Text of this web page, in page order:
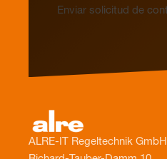
Enviar solicitud de
ALRE-IT Regeltechnik GmbH